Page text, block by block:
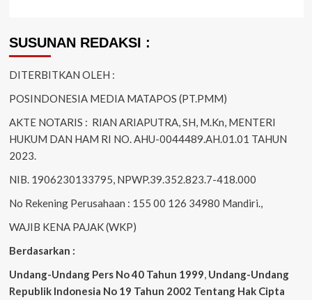
SUSUNAN REDAKSI :
DITERBITKAN OLEH :
POSINDONESIA MEDIA MATAPOS (PT.PMM)
AKTE NOTARIS : RIAN ARIAPUTRA, SH, M.Kn, MENTERI
HUKUM DAN HAM RI NO. AHU-0044489.AH.01.01 TAHUN
2023.
NIB. 1906230133795, NPWP.39.352.823.7-418.000
No Rekening Perusahaan : 155 00 126 34980 Mandiri.,
WAJIB KENA PAJAK (WKP)
Berdasarkan :
Undang-Undang Pers No 40 Tahun 1999, Undang-Undang
Republik Indonesia No 19 Tahun 2002 Tentang Hak Cipta